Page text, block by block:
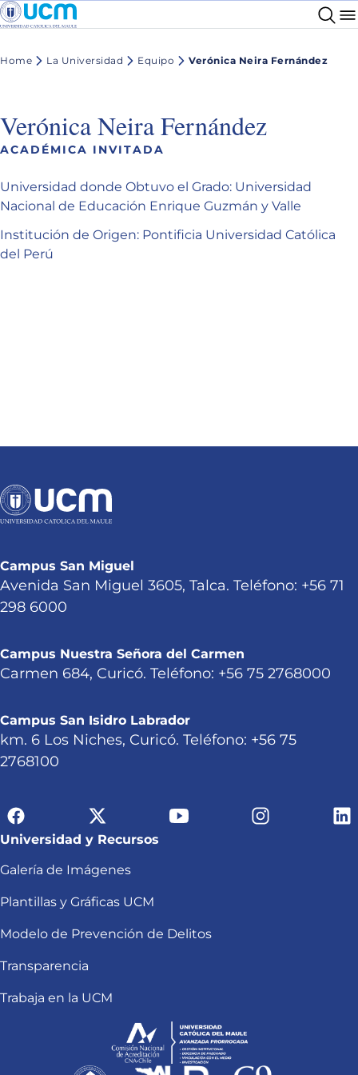
Home La Universidad Equipo Verónica Neira Fernández
Verónica Neira Fernández
ACADÉMICA INVITADA
Universidad donde Obtuvo el Grado: Universidad
Nacional de Educación Enrique Guzmán y Valle
Institución de Origen: Pontificia Universidad Católica
del Perú
Campus San Miguel
Avenida San Miguel 3605, Talca. Teléfono: +56 71
298 6000
Campus Nuestra Señora del Carmen
Carmen 684, Curicó. Teléfono: +56 75 2768000
Campus San Isidro Labrador
km. 6 Los Niches, Curicó. Teléfono: +56 75
2768100
Universidad y Recursos
Galería de Imágenes
Plantillas y Gráficas UCM
Modelo de Prevención de Delitos
Transparencia
Trabaja en la UCM